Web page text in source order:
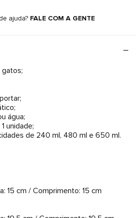
ajuda? FALE COM A GENTE
gatos;
água;
unidade;
de 240 ml, 480 ml e 650 ml.
15 cm / Comprimento: 15 cm